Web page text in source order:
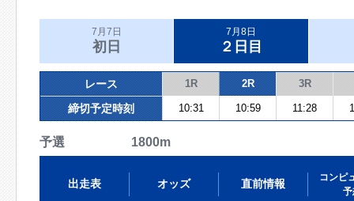
7月7日
初日
7月8日
２日目
レース 1R 2R 3R
締切予定時刻 10:31 10:59 11:28
予選 1800m
出走表 オッズ 直前情報
コンピ
予